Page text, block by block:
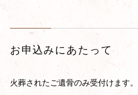
お申込みにあたって
火葬されたご遺骨のみ受付けます